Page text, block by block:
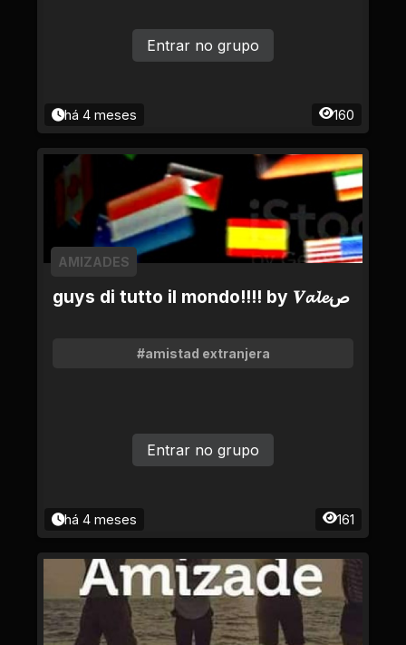
há 4 meses 160
Entrar no grupo
guys di tutto il mondo!!!! by 𝑽𝓪𝓵𝓮ص
AMIZADES
#amistad extranjera
há 4 meses 161
Entrar no grupo